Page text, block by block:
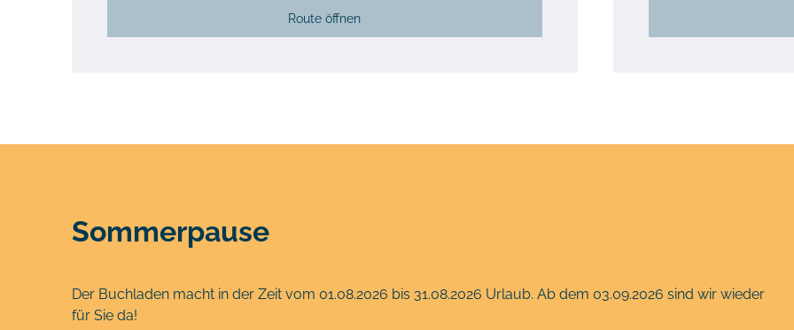
Route öffnen
Sommerpause
Der Buchladen macht in der Zeit vom 01.08.2026 bis 31.08.2026 Urlaub. Ab dem 03.09.2026 sind wir wieder
für Sie da!